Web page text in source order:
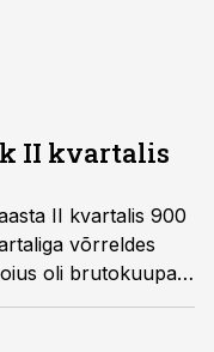
II kvartalis
II kvartalis 900
võrreldes
oli brutokuupalk